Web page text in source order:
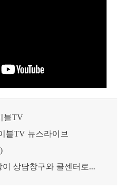
블TV
블TV 뉴스라이브
)
이 상담창구와 콜센터로...